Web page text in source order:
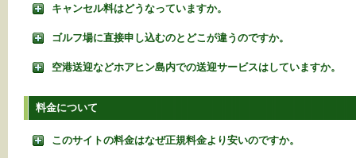
キャンセル料はどうなっていますか。
ゴルフ場に直接申し込むのとどこが違うのですか。
空港送迎などホアヒン島内での送迎サービスはしていますか。
料金について
このサイトの料金はなぜ正規料金より安いのですか。